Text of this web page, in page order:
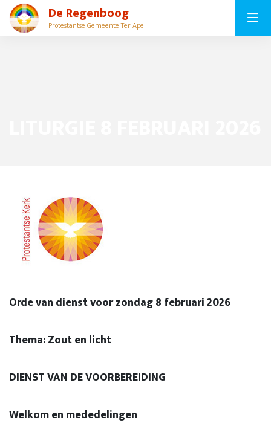
De Regenboog
Protestantse Gemeente Ter Apel
Orde van dienst voor zondag 8 februari 2026
Thema: Zout en licht
DIENST VAN DE VOORBEREIDING
Welkom en mededelingen